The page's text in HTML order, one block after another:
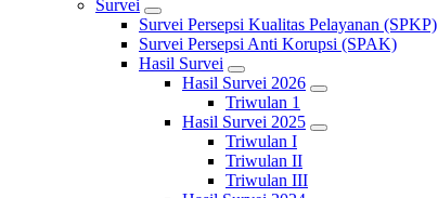
Survei
Survei Persepsi Kualitas Pelayanan (SPKP)
Survei Persepsi Anti Korupsi (SPAK)
Hasil Survei
Hasil Survei 2026
Triwulan 1
Hasil Survei 2025
Triwulan I
Triwulan II
Triwulan III